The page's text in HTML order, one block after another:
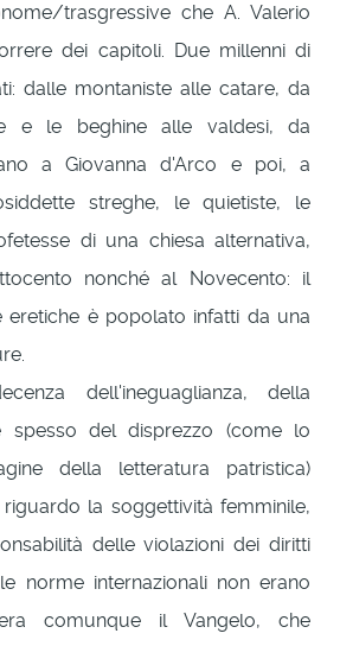
trasgressive che A. Valerio
dei capitoli. Due millenni di
dalle montaniste alle catare, da
e le beghine alle valdesi, da
a Giovanna d'Arco e poi, a
streghe, le quietiste, le
di una chiesa alternativa,
nonché al Novecento: il
eretiche è popolato infatti da una
dell'ineguaglianza, della
spesso del disprezzo (come lo
della letteratura patristica)
la soggettività femminile,
delle violazioni dei diritti
norme internazionali non erano
comunque il Vangelo, che